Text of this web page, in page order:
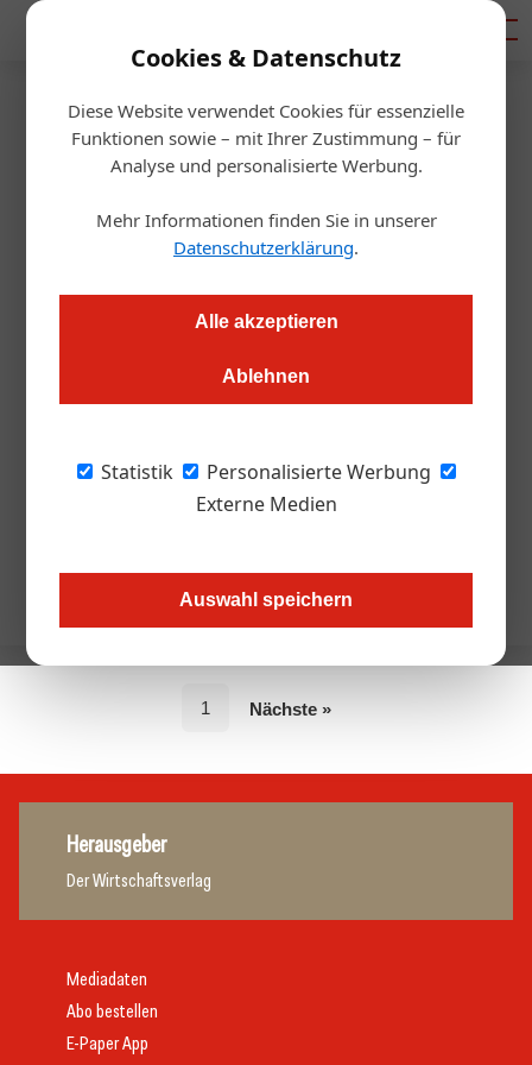
Cookies & Datenschutz
Diese Website verwendet Cookies für essenzielle
Funktionen sowie – mit Ihrer Zustimmung – für
Analyse und personalisierte Werbung.
Mehr Informationen finden Sie in unserer
Datenschutzerklärung.
Alle akzeptieren
Ablehnen
Statistik
Personalisierte Werbung
Externe Medien
Auswahl speichern
Artikel von Prof. Ing.
Hubert Culik, MAS
Prof. Ing. Hubert Culik, MAS
1 Nächste »
Herausgeber
Der Wirtschaftsverlag
Mediadaten
Abo bestellen
E-Paper App